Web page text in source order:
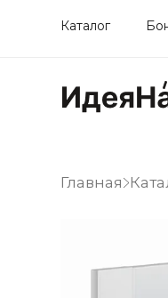
Каталог
Главная